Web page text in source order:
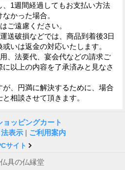
1週間経過してもお支払い方法
かった場合。
ご遠慮ください。
送破損などでは、商品到着後3日
いは返金の対応いたします。
、法要代、宴会代などの請求ご
以上の内容を了承済みと見なさ
、円満に解決するために、場合
相談させて頂きます。
ョッピングカート
表示 | ご利用案内
サイト
具の仏縁堂